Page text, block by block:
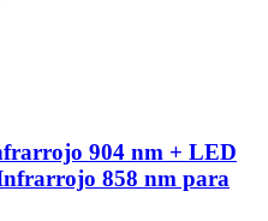
904 nm + LED
858 nm para